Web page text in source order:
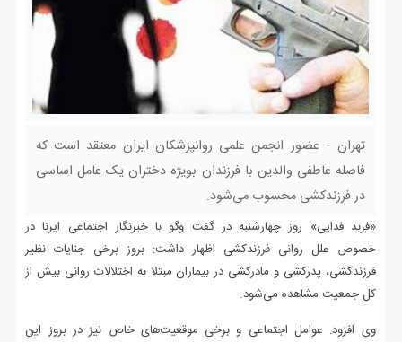
تهران - عضور انجمن علمی روانپزشکان ایران معتقد است که
فاصله عاطفی والدین با فرزندان بویژه دختران یک عامل اساسی
در فرزندکشی محسوب می‌شود.
«فربد فدایی» روز چهارشنبه در گفت وگو با خبرنگار اجتماعی ایرنا در
خصوص علل روانی فرزندکشی اظهار داشت: بروز برخی جنایات نظیر
فرزندکشی، پدرکشی و مادرکشی در بیماران مبتلا به اختلالات روانی بیش از
کل جمعیت مشاهده می‌شود.
وی افزود:‌ عوامل اجتماعی و برخی موقعیت‌های خاص نیز در بروز این